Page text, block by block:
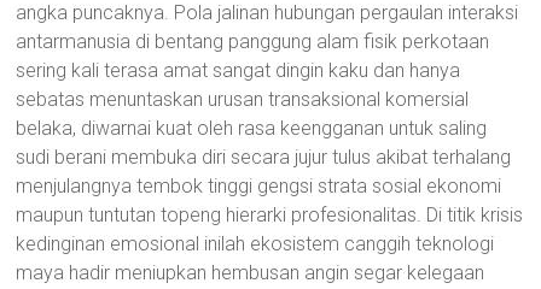
angka puncaknya. Pola jalinan hubungan pergaulan interaksi
antarmanusia di bentang panggung alam fisik perkotaan
sering kali terasa amat sangat dingin kaku dan hanya
sebatas menuntaskan urusan transaksional komersial
belaka, diwarnai kuat oleh rasa keengganan untuk saling
sudi berani membuka diri secara jujur tulus akibat terhalang
menjulangnya tembok tinggi gengsi strata sosial ekonomi
maupun tuntutan topeng hierarki profesionalitas. Di titik krisis
kedinginan emosional inilah ekosistem canggih teknologi
maya hadir meniupkan hembusan angin segar kelegaan